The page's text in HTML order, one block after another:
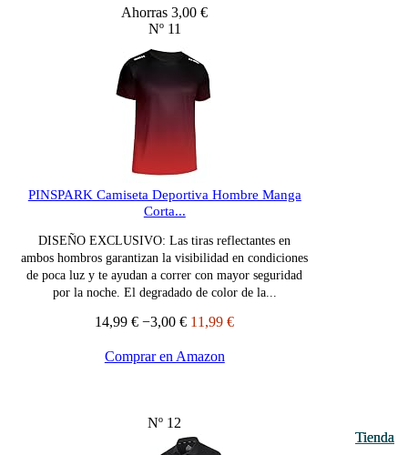
Ahorras 3,00 €
Nº 11
PINSPARK Camiseta Deportiva Hombre Manga
Corta...
DISEÑO EXCLUSIVO: Las tiras reflectantes en
ambos hombros garantizan la visibilidad en condiciones
de poca luz y te ayudan a correr con mayor seguridad
por la noche. El degradado de color de la...
14,99 € −3,00 € 11,99 €
Comprar en Amazon
Nº 12
Tienda
Tienda
Tienda